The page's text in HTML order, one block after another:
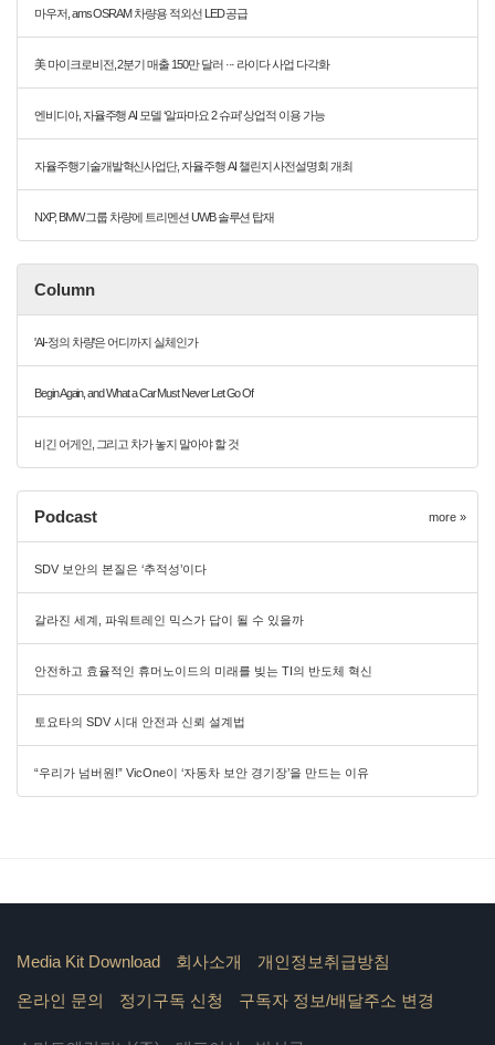
마우저, ams OSRAM 차량용 적외선 LED 공급
美 마이크로비전, 2분기 매출 150만 달러 ··· 라이다 사업 다각화
엔비디아, 자율주행 AI 모델 ‘알파마요 2 슈퍼’ 상업적 이용 가능
자율주행기술개발혁신사업단, 자율주행 AI 챌린지 사전설명회 개최
NXP, BMW 그룹 차량에 트리멘션 UWB 솔루션 탑재
Column
'AI-정의 차량'은 어디까지 실체인가
Begin Again, and What a Car Must Never Let Go Of
비긴 어게인, 그리고 차가 놓지 말아야 할 것
Podcast more »
SDV 보안의 본질은 ‘추적성’이다
갈라진 세계, 파워트레인 믹스가 답이 될 수 있을까
안전하고 효율적인 휴머노이드의 미래를 빚는 TI의 반도체 혁신
토요타의 SDV 시대 안전과 신뢰 설계법
“우리가 넘버원!” VicOne이 ‘자동차 보안 경기장’을 만드는 이유
Media Kit Download 회사소개 개인정보취급방침
온라인 문의 정기구독 신청 구독자 정보/배달주소 변경